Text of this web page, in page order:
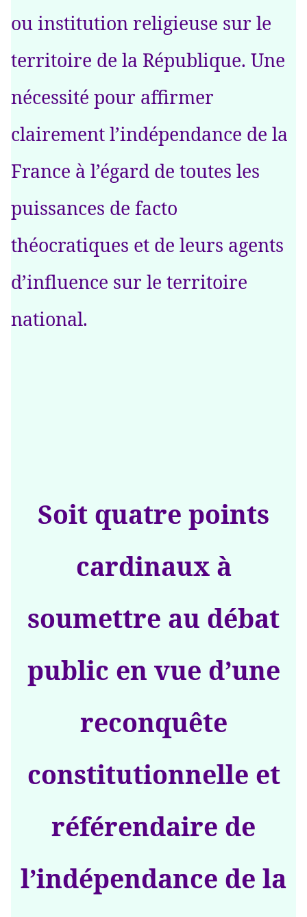
ou institution religieuse sur le
territoire de la République. Une
nécessité pour affirmer
clairement l’indépendance de la
France à l’égard de toutes les
puissances de facto
théocratiques et de leurs agents
d’influence sur le territoire
national.
Soit quatre points
cardinaux à
soumettre au débat
public en vue d’une
reconquête
constitutionnelle et
référendaire de
l’indépendance de la